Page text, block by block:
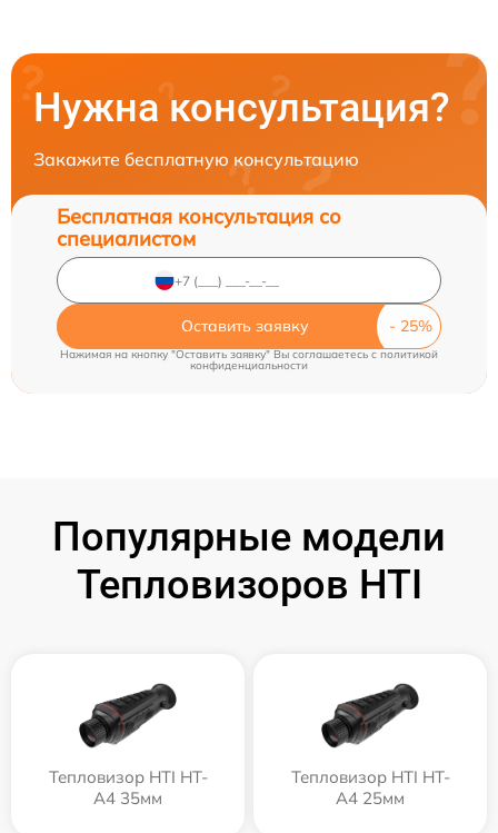
Нужна консультация?
Закажите бесплатную консультацию
Бесплатная консультация со
специалистом
Оставить заявку
Нажимая на кнопку "Оставить заявку" Вы соглашаетесь cполитикой
конфиденциальности
Популярные модели
Тепловизоров HTI
Тепловизор HTI HT-
A4 35мм
Тепловизор HTI HT-
A4 25мм